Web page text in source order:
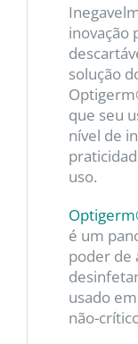
inovação
solução
que seu
nível de
uso.
é um
poder de
usado
não-